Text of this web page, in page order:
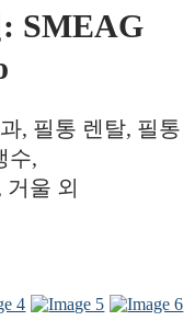
SMEAG
, 필통 렌탈, 필통
수,
울 외